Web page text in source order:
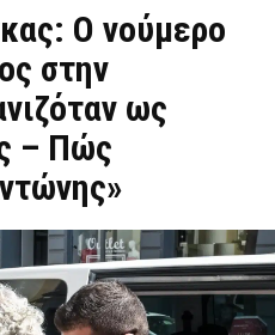
Ο νούμερο
στην
ως
– Πώς